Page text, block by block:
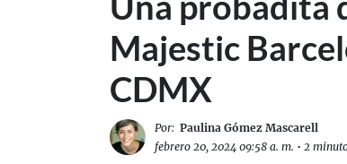
Majestic
CDMX
Por: Paulina Gómez Mascarell
febrero 20, 2024 09:58 a. m. • 2